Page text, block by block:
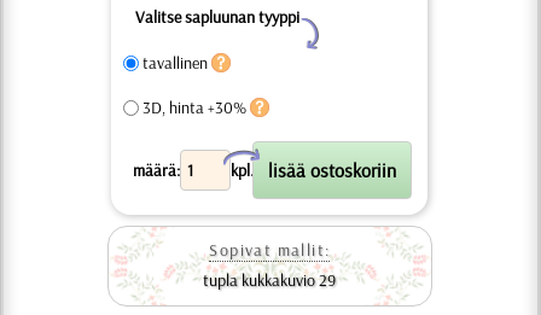
Valitse sapluunan tyyppi
Y
tavallinen
3D, hinta +30%
määrä: kpl.
X
Sopivat mallit:
tupla kukkakuvio 29